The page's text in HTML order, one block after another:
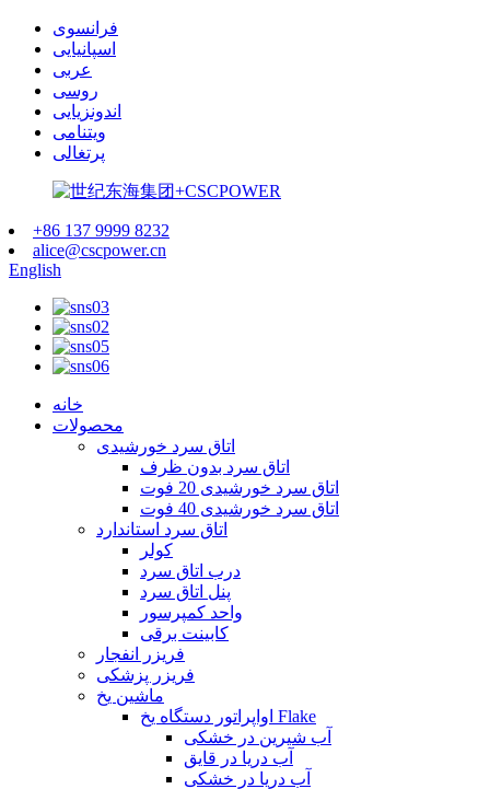
فرانسوی
اسپانیایی
عربی
روسی
اندونزیایی
ویتنامی
پرتغالی
+86 137 9999 8232
alice@cscpower.cn
English
خانه
محصولات
اتاق سرد خورشیدی
اتاق سرد بدون ظرف
اتاق سرد خورشیدی 20 فوت
اتاق سرد خورشیدی 40 فوت
اتاق سرد استاندارد
کولر
درب اتاق سرد
پنل اتاق سرد
واحد کمپرسور
کابینت برقی
فریزر انفجار
فریزر پزشکی
ماشین یخ
اواپراتور دستگاه یخ Flake
آب شیرین در خشکی
آب دریا در قایق
آب دریا در خشکی